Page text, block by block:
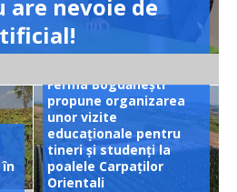
nevoie de
Ferma Bogdănești
propune organizarea
unor vizite
educaționale pentru
tineri și studenți la
poalele Carpaților
Orientali